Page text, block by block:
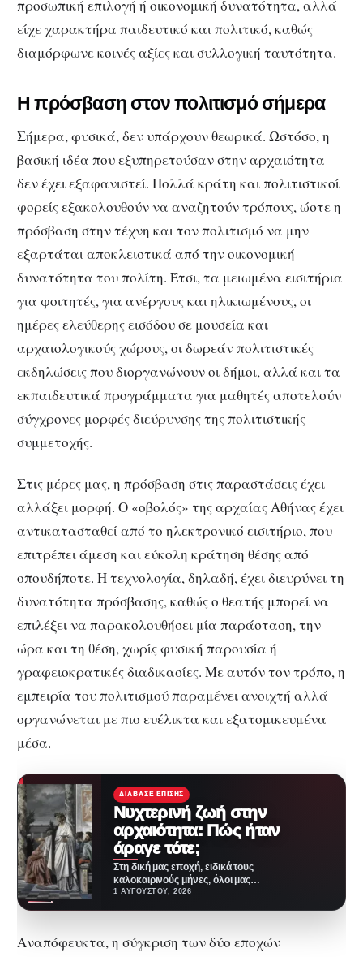
προσωπική επιλογή ή οικονομική δυνατότητα, αλλά
είχε χαρακτήρα παιδευτικό και πολιτικό, καθώς
διαμόρφωνε κοινές αξίες και συλλογική ταυτότητα.
Η πρόσβαση στον πολιτισμό σήμερα
Σήμερα, φυσικά, δεν υπάρχουν θεωρικά. Ωστόσο, η
βασική ιδέα που εξυπηρετούσαν στην αρχαιότητα
δεν έχει εξαφανιστεί. Πολλά κράτη και πολιτιστικοί
φορείς εξακολουθούν να αναζητούν τρόπους, ώστε η
πρόσβαση στην τέχνη και τον πολιτισμό να μην
εξαρτάται αποκλειστικά από την οικονομική
δυνατότητα του πολίτη. Έτσι, τα μειωμένα εισιτήρια
για φοιτητές, για ανέργους και ηλικιωμένους, οι
ημέρες ελεύθερης εισόδου σε μουσεία και
αρχαιολογικούς χώρους, οι δωρεάν πολιτιστικές
εκδηλώσεις που διοργανώνουν οι δήμοι, αλλά και τα
εκπαιδευτικά προγράμματα για μαθητές αποτελούν
σύγχρονες μορφές διεύρυνσης της πολιτιστικής
συμμετοχής.
Στις μέρες μας, η πρόσβαση στις παραστάσεις έχει
αλλάξει μορφή. Ο «οβολός» της αρχαίας Αθήνας έχει
αντικατασταθεί από το ηλεκτρονικό εισιτήριο, που
επιτρέπει άμεση και εύκολη κράτηση θέσης από
οπουδήποτε. Η τεχνολογία, δηλαδή, έχει διευρύνει τη
δυνατότητα πρόσβασης, καθώς ο θεατής μπορεί να
επιλέξει να παρακολουθήσει μία παράσταση, την
ώρα και τη θέση, χωρίς φυσική παρουσία ή
γραφειοκρατικές διαδικασίες. Με αυτόν τον τρόπο, η
εμπειρία του πολιτισμού παραμένει ανοιχτή αλλά
οργανώνεται με πιο ευέλικτα και εξατομικευμένα
μέσα.
ΔΙΆΒΑΣΕ ΕΠΊΣΗΣ
Νυχτερινή ζωή στην
αρχαιότητα: Πώς ήταν
άραγε τότε;
Στη δική μας εποχή, ειδικά τους
καλοκαιρινούς μήνες, όλοι μας
λίγο-πολύ βρίσκουμε ευκαιρίες
1 ΑΥΓΟΎΣΤΟΥ, 2026
Αναπόφευκτα, η σύγκριση των δύο εποχών